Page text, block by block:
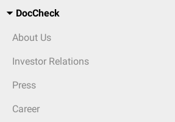
DocCheck
About Us
Investor Relations
Press
Career